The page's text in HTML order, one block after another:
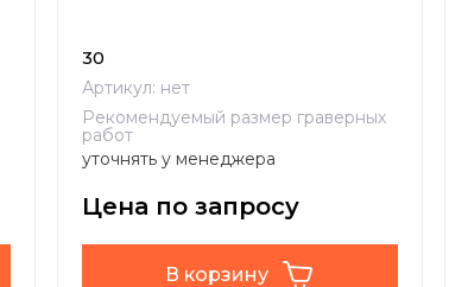
30
Артикул: нет
Рекомендуемый размер граверных
работ
уточнять у менеджера
Цена по запросу
В корзину